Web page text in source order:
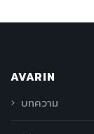
AVARIN
บทความ